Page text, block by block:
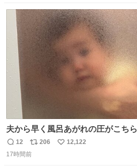
ト
数
数
夫から早く風呂あがれの圧がこちら
返
信
12
リ
ポ
206
い
12,122
17時間前